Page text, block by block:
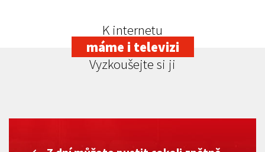
K internetu
máme i televizi
Vyzkoušejte si ji